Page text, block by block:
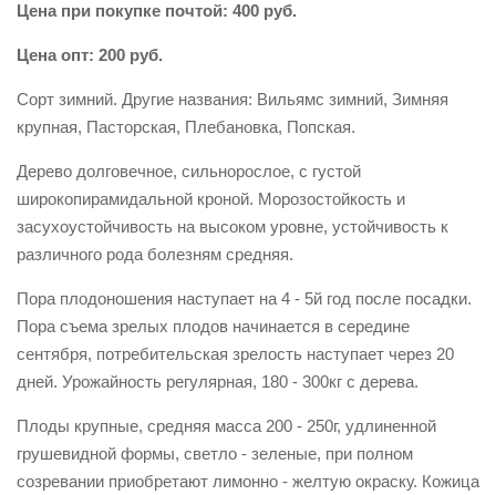
Цена при покупке почтой: 400 руб.
Цена опт: 200 руб.
Сорт зимний. Другие названия: Вильямс зимний, Зимняя
крупная, Пасторская, Плебановка, Попская.
Дерево долговечное, сильнорослое, с густой
широкопирамидальной кроной. Морозостойкость и
засухоустойчивость на высоком уровне, устойчивость к
различного рода болезням средняя.
Пора плодоношения наступает на 4 - 5й год после посадки.
Пора съема зрелых плодов начинается в середине
сентября, потребительская зрелость наступает через 20
дней. Урожайность регулярная, 180 - 300кг с дерева.
Плоды крупные, средняя масса 200 - 250г, удлиненной
грушевидной формы, светло - зеленые, при полном
созревании приобретают лимонно - желтую окраску. Кожица